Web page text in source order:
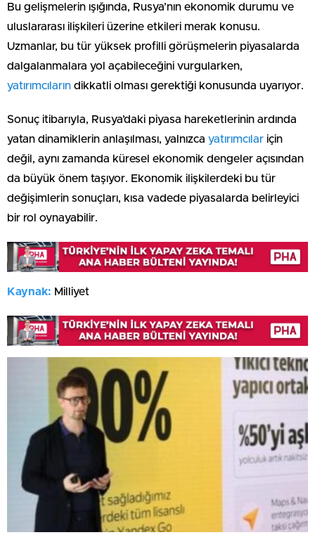
Bu gelişmelerin ışığında, Rusya’nın ekonomik durumu ve
uluslararası ilişkileri üzerine etkileri merak konusu.
Uzmanlar, bu tür yüksek profilli görüşmelerin piyasalarda
dalgalanmalara yol açabileceğini vurgularken,
yatırımcıların dikkatli olması gerektiği konusunda uyarıyor.
Sonuç itibarıyla, Rusya’daki piyasa hareketlerinin ardında
yatan dinamiklerin anlaşılması, yalnızca yatırımcılar için
değil, aynı zamanda küresel ekonomik dengeler açısından
da büyük önem taşıyor. Ekonomik ilişkilerdeki bu tür
değişimlerin sonuçları, kısa vadede piyasalarda belirleyici
bir rol oynayabilir.
Kaynak: Milliyet